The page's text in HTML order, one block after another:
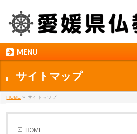
MENU
サイトマップ
HOME » サイトマップ
HOME